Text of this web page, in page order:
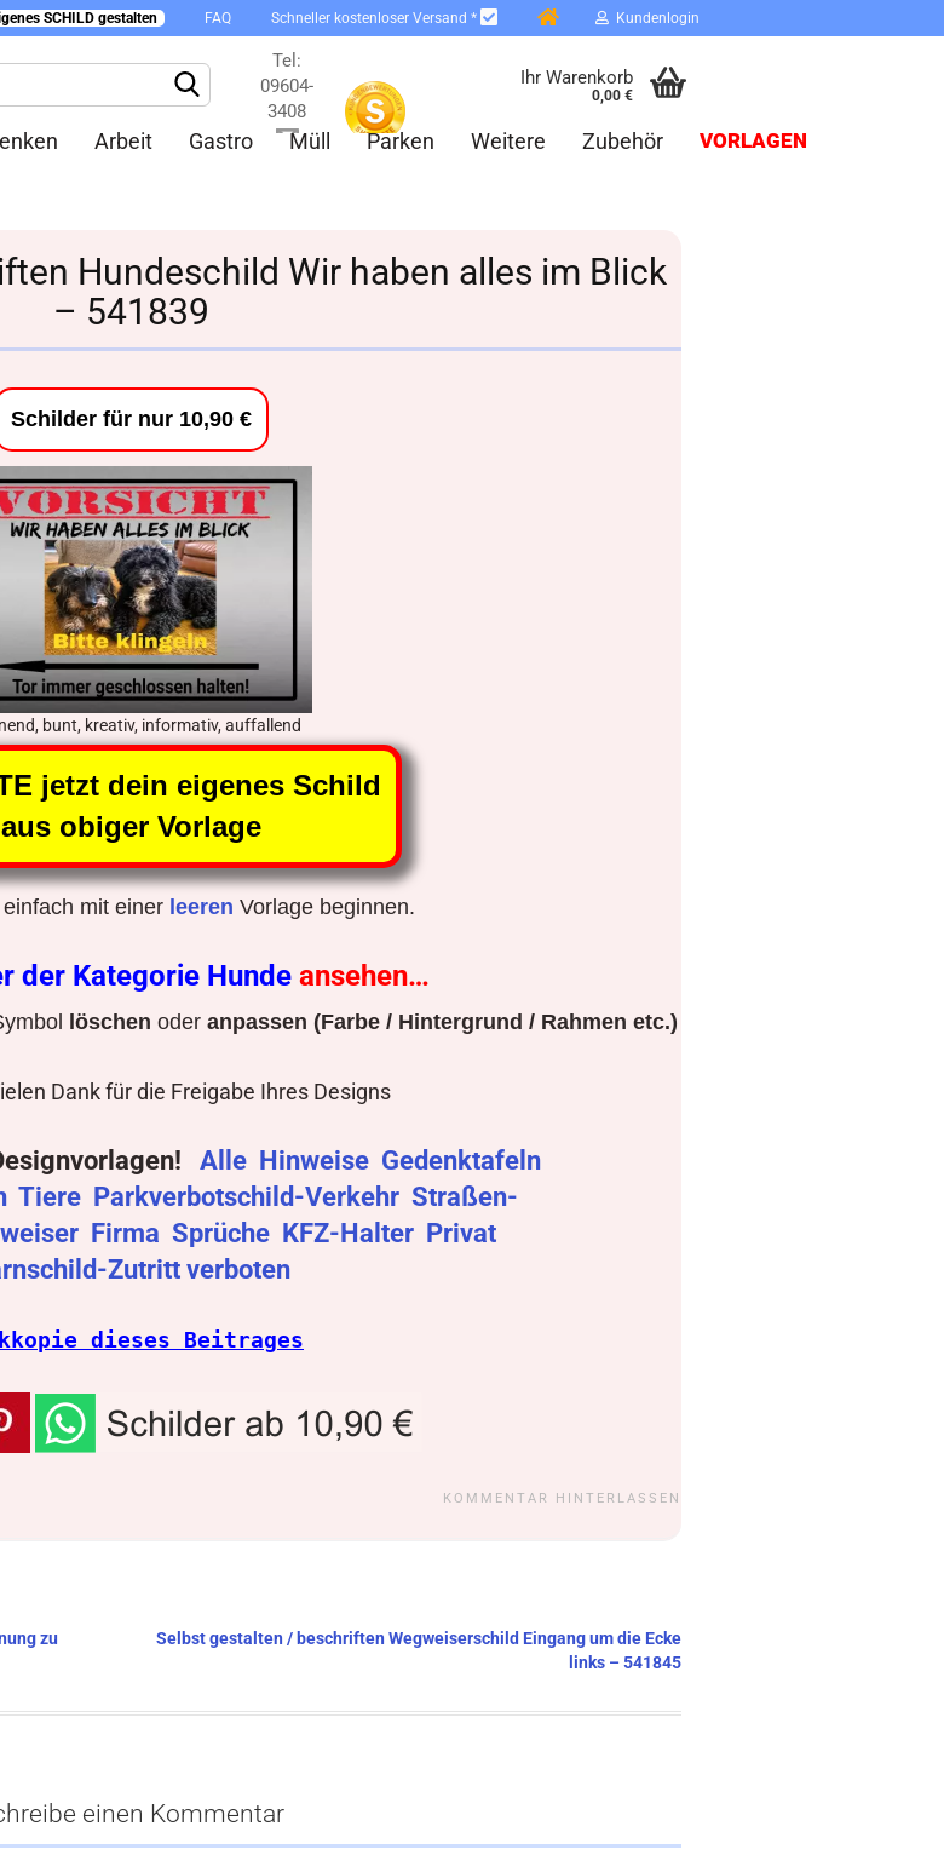
SCHILD gestalten FAQ Schneller kostenloser Versand * Kundenlogin
Konto erstellen
Tel:
09604-
3408
Ihr Warenkorb
0,00 €
Arbeit Gastro Müll Parken Weitere Zubehör VORLAGEN
Hundeschild Wir haben alles im Blick
– 541839
Schilder für nur 10,90 €
bunt, kreativ, informativ, auffallend
jetzt dein eigenes Schild
aus obiger Vorlage
mit einer leeren Vorlage beginnen.
der Kategorie Hunde ansehen…
löschen oder anpassen (Farbe / Hintergrund / Rahmen etc.)
Dank für die Freigabe Ihres Designs
Alle Hinweise Gedenktafeln
Tiere Parkverbotschild-Verkehr Straßen-
Firma Sprüche KFZ-Halter Privat
Zutritt verboten
dieses Beitrages
KOMMENTAR HINTERLASSEN
zu
Selbst gestalten / beschriften Wegweiserschild Eingang um die Ecke
links – 541845
einen Kommentar